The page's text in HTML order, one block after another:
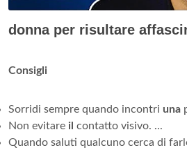
donna per risultare
Consigli
Sorridi sempre quando incontri una
Non evitare il contatto visivo. ...
Quando saluti qualcuno cerca di